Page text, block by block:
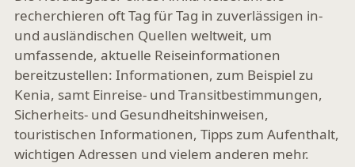
recherchieren oft Tag für Tag in zuverlässigen in-
und ausländischen Quellen weltweit, um
umfassende, aktuelle Reiseinformationen
bereitzustellen: Informationen, zum Beispiel zu
Kenia, samt Einreise- und Transitbestimmungen,
Sicherheits- und Gesundheitshinweisen,
touristischen Informationen, Tipps zum Aufenthalt,
wichtigen Adressen und vielem anderen mehr.